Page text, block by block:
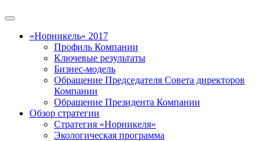
«Норникель» 2017
Профиль Компании
Ключевые результаты
Бизнес-модель
Обращение Председателя Совета директоров
Компании
Обращение Президента Компании
Обзор стратегии
Стратегия «Норникеля»
Экологическая программа